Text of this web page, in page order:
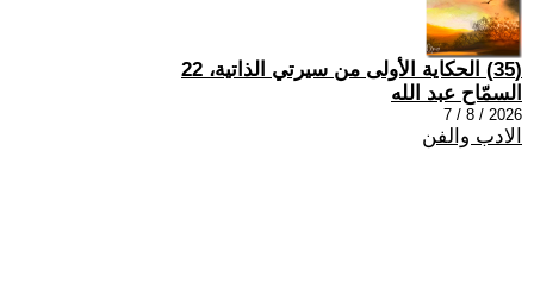
(35) الحكاية الأولى من سيرتي الذاتية، 22
السمّاح عبد الله
2026 / 8 / 7
الادب والفن